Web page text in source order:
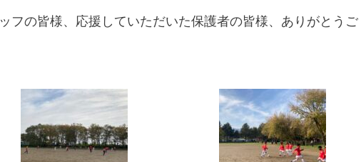
フの皆様、応援していただいた保護者の皆様、ありがとうご